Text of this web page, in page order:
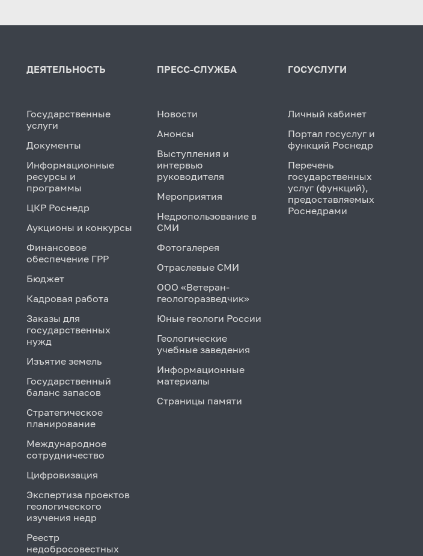
ДЕЯТЕЛЬНОСТЬ
Государственные
услуги
Документы
Информационные
ресурсы и
программы
ЦКР Роснедр
Аукционы и конкурсы
Финансовое
обеспечение ГРР
Бюджет
Кадровая работа
Заказы для
государственных
нужд
Изъятие земель
Государственный
баланс запасов
Стратегическое
планирование
Международное
сотрудничество
Цифровизация
Экспертиза проектов
геологического
изучения недр
Реестр
недобросовестных
ПРЕСС-СЛУЖБА
Новости
Анонсы
Выступления и
интервью
руководителя
Мероприятия
Недропользование в
СМИ
Фотогалерея
Отраслевые СМИ
ООО «Ветеран-
геологоразведчик»
Юные геологи России
Геологические
учебные заведения
Информационные
материалы
Страницы памяти
ГОСУСЛУГИ
Личный кабинет
Портал госуслуг и
функций Роснедр
Перечень
государственных
услуг (функций),
предоставляемых
Роснедрами